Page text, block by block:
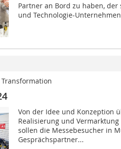
Partner an Bord zu haben,
und Technologie-
Von der Idee und Konzeption
Realisierung und
sollen die Messebesucher in
Gesprächspartner...